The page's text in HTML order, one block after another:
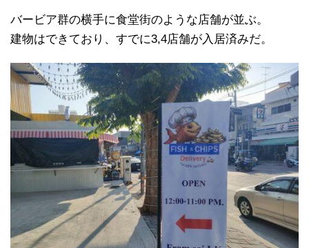
バービア群の横手に食堂街のような店舗が並ぶ。
建物はできており、すでに3,4店舗が入居済みだ。